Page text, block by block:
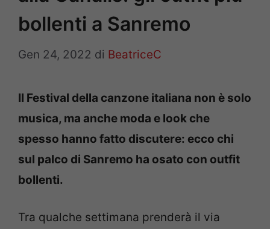
bollenti a Sanremo
Gen 24, 2022 di BeatriceC
Il Festival della canzone italiana non è solo
musica, ma anche moda e look che
spesso hanno fatto discutere: ecco chi
sul palco di Sanremo ha osato con outfit
bollenti.
Tra qualche settimana prenderà il via